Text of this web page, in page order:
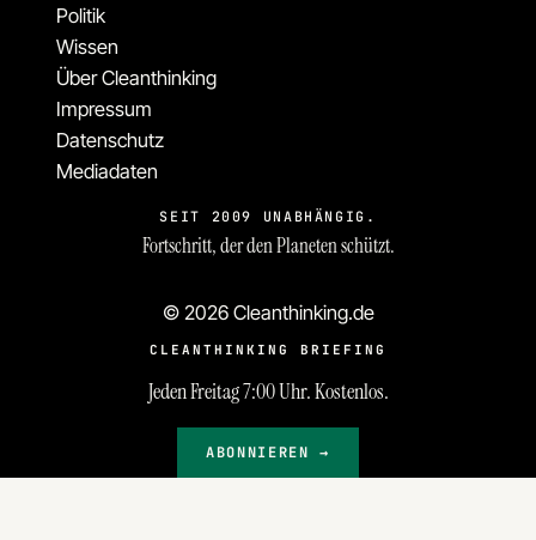
Politik
Wissen
Über Cleanthinking
Impressum
Datenschutz
Mediadaten
SEIT 2009 UNABHÄNGIG.
Fortschritt, der den Planeten schützt.
© 2026 Cleanthinking.de
CLEANTHINKING BRIEFING
Jeden Freitag 7:00 Uhr. Kostenlos.
ABONNIEREN →